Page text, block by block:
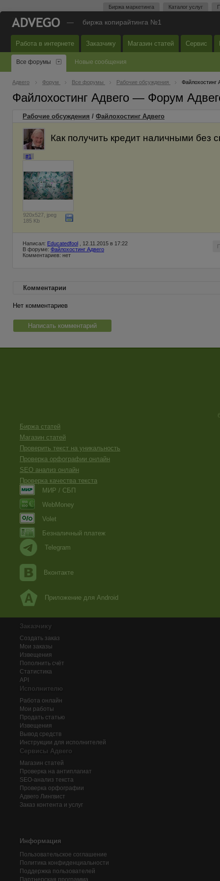
Биржа маркетинга Каталог услуг
— биржа копирайтинга №1
Работа в интернете Заказчику Магазин статей Сервис
Все форумы Новые сообщения
Адвего Форум Все форумы Рабочие обсуждения Файлохостинг
Файлохостинг Адвего — Форум
Рабочие обсуждения / Файлохостинг Адвего
Как получить кредит наличными без
#1
920x527, jpeg
185 Kb
Написал: Educatedfool , 12.11.2015 в 17:22
В форуме: Файлохостинг Адвего
Комментариев: нет
Комментарии
Нет комментариев
Написать комментарий
Биржа статей
Магазин статей
Проверить текст на уникальность
Проверка орфографии онлайн
SEO анализ онлайн
Проверка качества текста
МИР / СБП
WebMoney
Volet
Безналичный платеж
Telegram
Вконтакте
Приложение для Android
Заказчику
Создать заказ
Мои заказы
Извещения
Пополнить счёт
Статистика
API
Исполнителю
Работа онлайн
Мои работы
Продать статью
Извещения
Вывод средств
Инструкции для исполнителей
Сервисы Адвего
Магазин статей
Проверка на антиплагиат
SEO-анализ текста
Проверка орфографии
Адвего Лингвист
Заказ контента и услуг
Информация
Пользовательское соглашение
Политика конфиденциальности
Поддержка пользователей
Партнерская программа